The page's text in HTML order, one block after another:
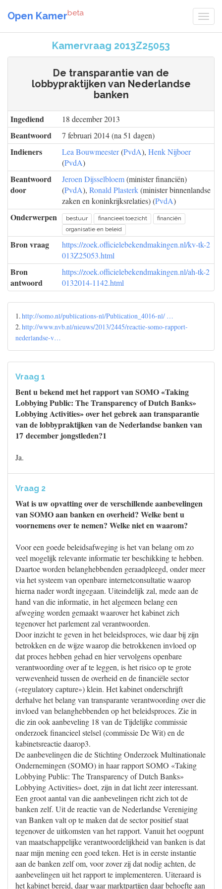
Open Kamerbeta
Kamervraag 2013Z25053
De transparantie van de
lobbypraktijken van Nederlandse
banken
Ingediend 18 december 2013
Beantwoord 7 februari 2014 (na 51 dagen)
Indieners Lea Bouwmeester(PvdA), Henk Nijboer
(PvdA)
Beantwoord
door
Jeroen Dijsselbloem(minister financiën)
(PvdA), Ronald Plasterk(minister binnenlandse
zaken en koninkrijksrelaties) (PvdA)
Onderwerpen bestuur financieel toezicht
financiën
organisatie en beleid
Bron vraag
https://zoek.officielebekendmakingen.nl/kv-tk-2
013Z25053.html
Bron
antwoord
https://zoek.officielebekendmakingen.nl/ah-tk-2
0132014-1142.html
1.http://somo.nl/publications-nl/Publication_4016-nl/ …
2.http://www.nvb.nl/nieuws/2013/2445/reactie-somo-rapport-
nederlandse-v…
Vraag 1
Bent u bekend met het rapport van SOMO «Taking
Lobbying Public: The Transparency of Dutch Banks»
Lobbying Activities» over het gebrek aan transparantie
van de lobbypraktijken van de Nederlandse banken van
17 december jongstleden?1
Ja.
Vraag 2
Wat is uw opvatting over de verschillende aanbevelingen
van SOMO aan banken en overheid? Welke bent u
voornemens over te nemen? Welke niet en waarom?
Voor een goede beleidsafweging is het van belang om zo
veel mogelijk relevante informatie ter beschikking te hebben.
Daartoe worden belanghebbenden geraadpleegd, onder meer
via het systeem van openbare internetconsultatie waarop
hierna nader wordt ingegaan. Uiteindelijk zal, mede aan de
hand van die informatie, in het algemeen belang een
afweging worden gemaakt waarover het kabinet zich
tegenover het parlement zal verantwoorden.
Door inzicht te geven in het beleidsproces, wie daar bij zijn
betrokken en de wijze waarop die betrokkenen invloed op
dat proces hebben gehad en hier vervolgens openbare
verantwoording over af te leggen, is het risico op te grote
verwevenheid tussen de overheid en de financiële sector
(«regulatory capture») klein. Het kabinet onderschrijft
derhalve het belang van transparante verantwoording over die
invloed van belanghebbenden op het beleidsproces. Zie in
die zin ook aanbeveling 18 van de Tijdelijke commissie
onderzoek financieel stelsel (commissie De Wit) en de
kabinetsreactie daarop3.
De aanbevelingen die de Stichting Onderzoek Multinationale
Ondernemingen (SOMO) in haar rapport SOMO «Taking
Lobbying Public: The Transparency of Dutch Banks»
Lobbying Activities» doet, zijn in dat licht zeer interessant.
Een groot aantal van die aanbevelingen richt zich tot de
banken zelf. Uit de reactie van de Nederlandse Vereniging
van Banken valt op te maken dat de sector positief staat
tegenover de uitkomsten van het rapport. Vanuit het oogpunt
van maatschappelijke verantwoordelijkheid van banken is dat
naar mijn mening een goed teken. Het is in eerste instantie
aan de banken zelf om, voor zover zij dat nodig achten, de
aanbevelingen uit het rapport te implementeren. Uiteraard is
het kabinet bereid, daar waar marktpartijen daar behoefte aan